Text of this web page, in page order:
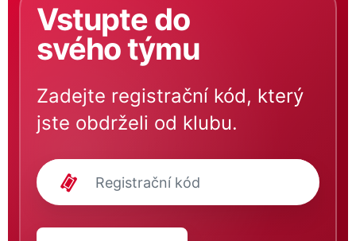
Vstupte do
svého týmu
Zadejte registrační kód, který
jste obdrželi od klubu.